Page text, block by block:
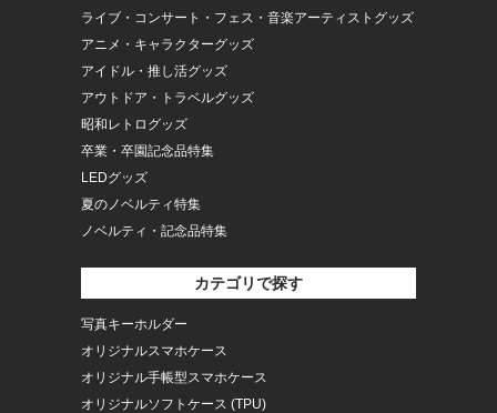
ライブ・コンサート・フェス・音楽アーティストグッズ
アニメ・キャラクターグッズ
アイドル・推し活グッズ
アウトドア・トラベルグッズ
昭和レトログッズ
卒業・卒園記念品特集
LEDグッズ
夏のノベルティ特集
ノベルティ・記念品特集
カテゴリで探す
写真キーホルダー
オリジナルスマホケース
オリジナル手帳型スマホケース
オリジナルソフトケース (TPU)